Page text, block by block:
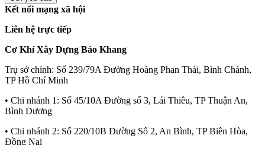
Kết nối mạng xã hội
Liên hệ trực tiếp
Cơ Khí Xây Dựng Bảo Khang
Trụ sở chính: Số 239/79A Đường Hoàng Phan Thái, Bình Chánh,
TP Hồ Chí Minh
• Chi nhánh 1: Số 45/10A Đường số 3, Lái Thiêu, TP Thuận An,
Bình Dương
• Chi nhánh 2: Số 220/10B Đường Số 2, An Bình, TP Biên Hòa,
Đồng Nai